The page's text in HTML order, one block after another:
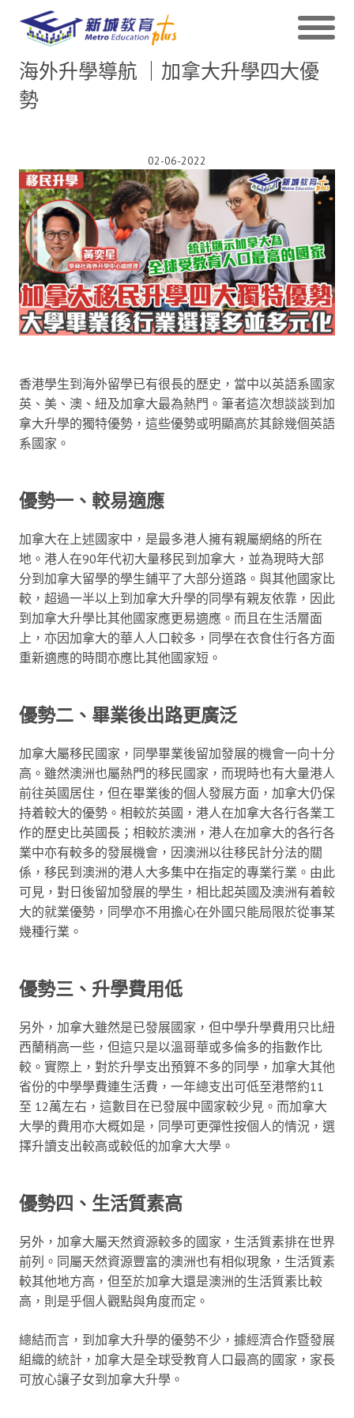
海外升學導航 ｜加拿大升學四大優
勢
02-06-2022
香港學生到海外留學已有很長的歷史，當中以英語系國家
英、美、澳、紐及加拿大最為熱門。筆者這次想談談到加
拿大升學的獨特優勢，這些優勢或明顯高於其餘幾個英語
系國家。
優勢一、較易適應
加拿大在上述國家中，是最多港人擁有親屬網絡的所在
地。港人在90年代初大量移民到加拿大，並為現時大部
分到加拿大留學的學生鋪平了大部分道路。與其他國家比
較，超過一半以上到加拿大升學的同學有親友依靠，因此
到加拿大升學比其他國家應更易適應。而且在生活層面
上，亦因加拿大的華人人口較多，同學在衣食住行各方面
重新適應的時間亦應比其他國家短。
優勢二、畢業後出路更廣泛
加拿大屬移民國家，同學畢業後留加發展的機會一向十分
高。雖然澳洲也屬熱門的移民國家，而現時也有大量港人
前往英國居住，但在畢業後的個人發展方面，加拿大仍保
持着較大的優勢。相較於英國，港人在加拿大各行各業工
作的歷史比英國長；相較於澳洲，港人在加拿大的各行各
業中亦有較多的發展機會，因澳洲以往移民計分法的關
係，移民到澳洲的港人大多集中在指定的專業行業。由此
可見，對日後留加發展的學生，相比起英國及澳洲有着較
大的就業優勢，同學亦不用擔心在外國只能局限於從事某
幾種行業。
優勢三、升學費用低
另外，加拿大雖然是已發展國家，但中學升學費用只比紐
西蘭稍高一些，但這只是以溫哥華或多倫多的指數作比
較。實際上，對於升學支出預算不多的同學，加拿大其他
省份的中學學費連生活費，一年總支出可低至港幣約11
至 12萬左右，這數目在已發展中國家較少見。而加拿大
大學的費用亦大概如是，同學可更彈性按個人的情況，選
擇升讀支出較高或較低的加拿大大學。
優勢四、生活質素高
另外，加拿大屬天然資源較多的國家，生活質素排在世界
前列。同屬天然資源豐富的澳洲也有相似現象，生活質素
較其他地方高，但至於加拿大還是澳洲的生活質素比較
高，則是乎個人觀點與角度而定。
總結而言，到加拿大升學的優勢不少，據經濟合作暨發展
組織的統計，加拿大是全球受教育人口最高的國家，家長
可放心讓子女到加拿大升學。